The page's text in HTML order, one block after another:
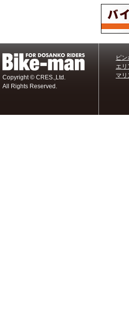
Copyright © CRES.,Ltd.
All Rights Reserved.
ピ
エリ
マ